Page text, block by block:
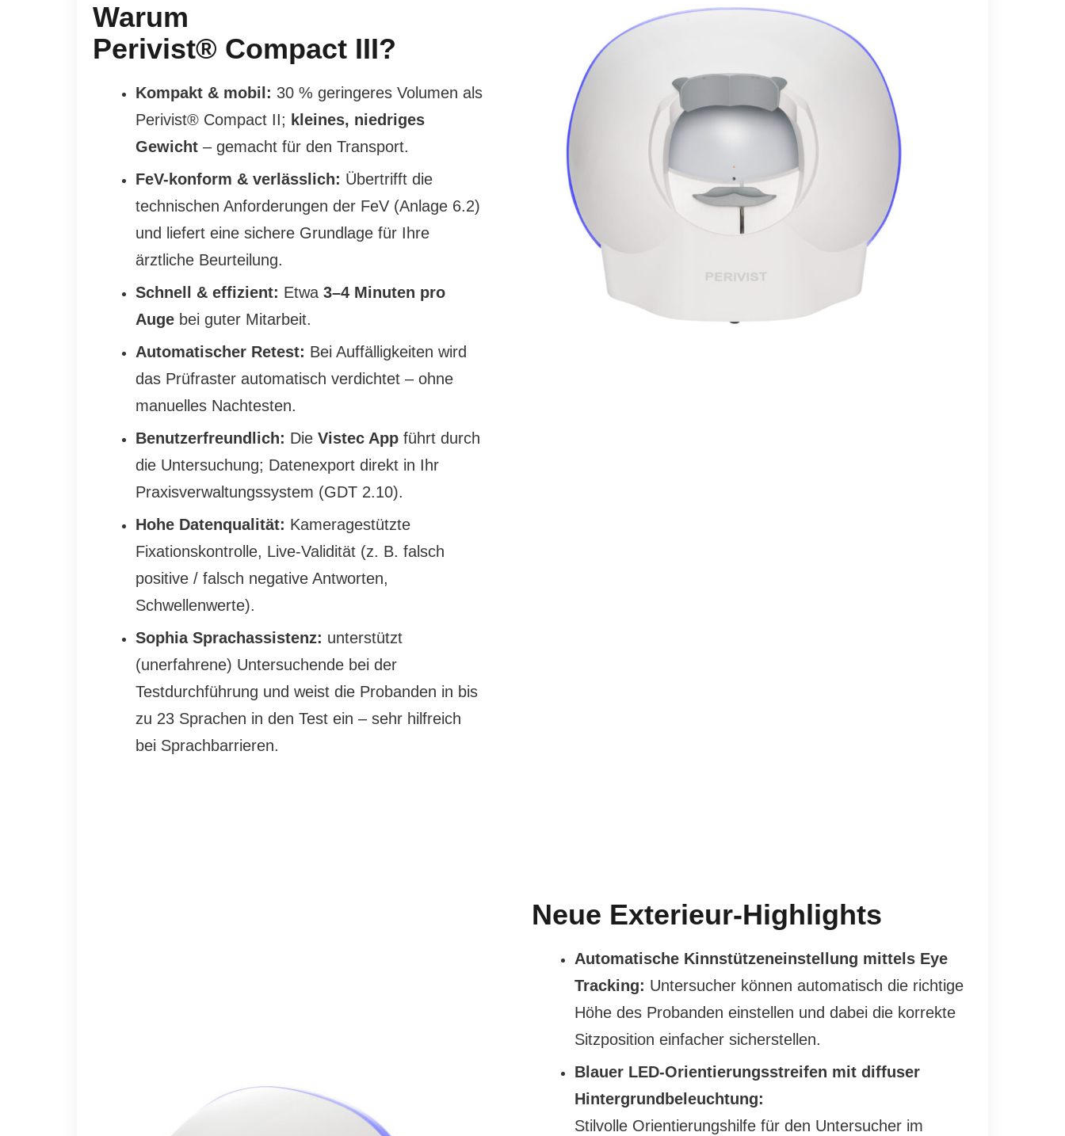
Warum
Perivist® Compact III?
Kompakt & mobil: 30 % geringeres Volumen als
Perivist® Compact II; kleines, niedriges
Gewicht – gemacht für den Transport.
FeV-konform & verlässlich: Übertrifft die
technischen Anforderungen der FeV (Anlage 6.2)
und liefert eine sichere Grundlage für Ihre
ärztliche Beurteilung.
Schnell & effizient: Etwa 3–4 Minuten pro
Auge bei guter Mitarbeit.
Automatischer Retest: Bei Auffälligkeiten wird
das Prüfraster automatisch verdichtet – ohne
manuelles Nachtesten.
Benutzerfreundlich: Die Vistec App führt durch
die Untersuchung; Datenexport direkt in Ihr
Praxisverwaltungssystem (GDT 2.10).
Hohe Datenqualität: Kameragestützte
Fixationskontrolle, Live-Validität (z. B. falsch
positive / falsch negative Antworten,
Schwellenwerte).
Sophia Sprachassistenz: unterstützt
(unerfahrene) Untersuchende bei der
Testdurchführung und weist die Probanden in bis
zu 23 Sprachen in den Test ein – sehr hilfreich
bei Sprachbarrieren.
Neue Exterieur-Highlights
Automatische Kinnstützeneinstellung mittels Eye
Tracking: Untersucher können automatisch die richtige
Höhe des Probanden einstellen und dabei die korrekte
Sitzposition einfacher sicherstellen.
Blauer LED-Orientierungsstreifen mit diffuser
Hintergrundbeleuchtung:
Stilvolle Orientierungshilfe für den Untersucher im